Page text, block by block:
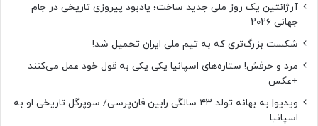
آرژانتین یک روز ملی جدید ساخت؛ یادبود پیروزی تاریخی در جام
جهانی ۲۰۲۶
شکست بزرگ‌تری که به تیم ملی ایران تحمیل شد!
مرد و حرفش! ستاره‌های اسپانیا یکی یکی به قول خود عمل می‌کنند
+عکس
ویدیو| به بهانه تولد ۴۳ سالگی رابین فان‌پرسی/ سوپرگل تاریخی او به
اسپانیا